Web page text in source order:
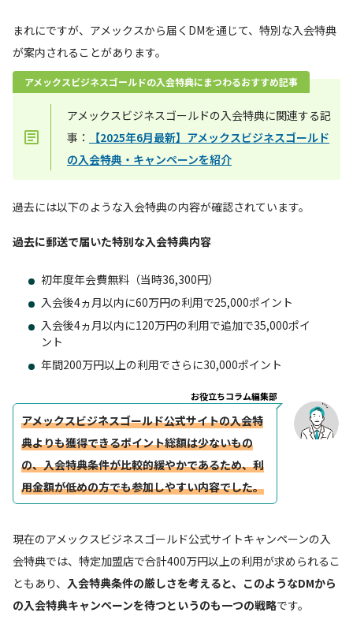
まれにですが、アメックスから届くDMを通じて、特別な入会特典
が案内されることがあります。
アメックスビジネスゴールドの入会特典にまつわるおすすめ記事
アメックスビジネスゴールドの入会特典に関連する記
事：
【2025年6月最新】アメックスビジネスゴールド
の入会特典・キャンペーンを紹介
過去には以下のような入会特典の内容が確認されています。
過去に郵送で届いた特別な入会特典内容
初年度年会費無料（当時36,300円）
入会後4ヵ月以内に60万円の利用で25,000ポイント
入会後4ヵ月以内に120万円の利用で追加で35,000ポイ
ント
年間200万円以上の利用でさらに30,000ポイント
お役立ちコラム編集部
アメックスビジネスゴールド公式サイトの入会特
典よりも獲得できるポイント総額は少ないもの
の、入会特典条件が比較的緩やかであるため、利
用金額が低めの方でも参加しやすい内容でした。
現在のアメックスビジネスゴールド公式サイトキャンペーンの入
会特典では、特定加盟店で合計400万円以上の利用が求められるこ
ともあり、 入会特典条件の厳しさを考えると、このようなDMから
の入会特典キャンペーンを待つというのも一つの戦略です。